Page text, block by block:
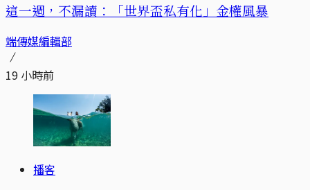
這一週，不漏讀：「世界盃私有化」金權風暴
端傳媒編輯部
19 小時前
播客